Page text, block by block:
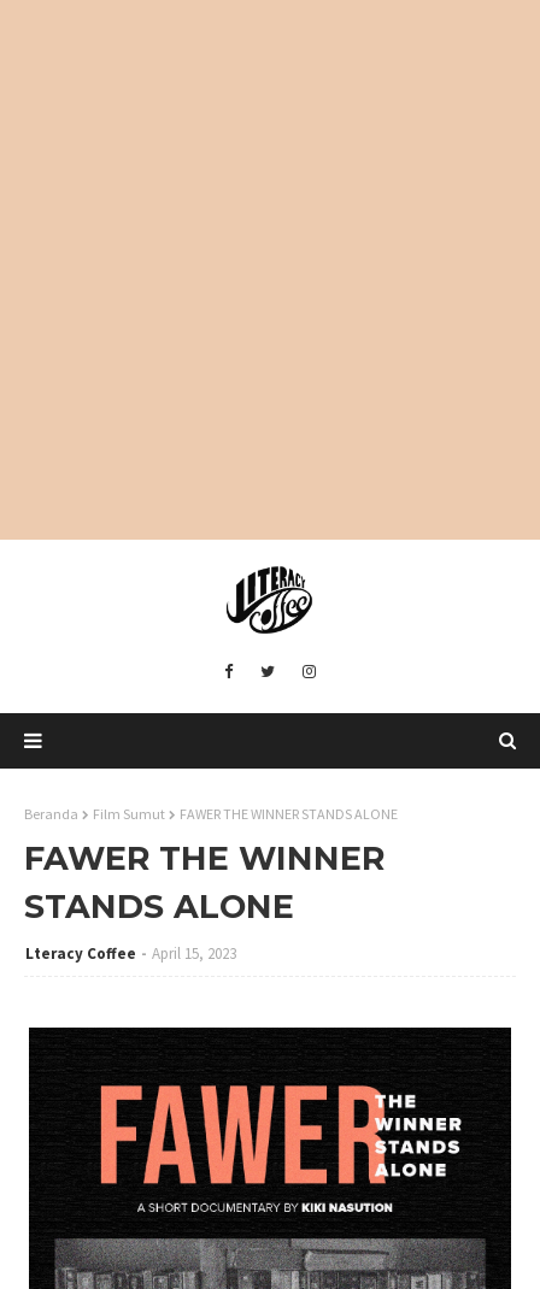
Beranda Film Sumut FAWER THE WINNER STANDS ALONE
FAWER THE WINNER
STANDS ALONE
Lteracy Coffee April 15, 2023